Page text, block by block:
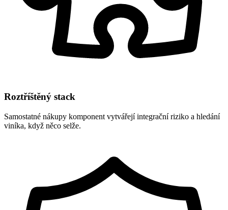
Roztříštěný stack
Samostatné nákupy komponent vytvářejí integrační riziko a hledání
viníka, když něco selže.